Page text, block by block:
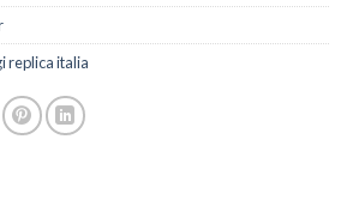
replica italia